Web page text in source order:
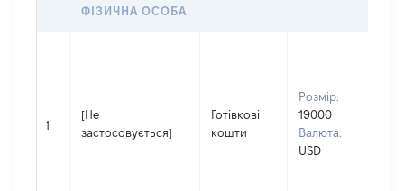
ФІЗИЧНА ОСОБА
1
[Не
застосовується]
Готівкові
кошти
Розмір:
19000
Валюта:
USD